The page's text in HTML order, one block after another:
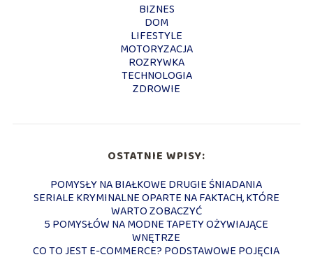
BIZNES
DOM
LIFESTYLE
MOTORYZACJA
ROZRYWKA
TECHNOLOGIA
ZDROWIE
OSTATNIE WPISY:
POMYSŁY NA BIAŁKOWE DRUGIE ŚNIADANIA
SERIALE KRYMINALNE OPARTE NA FAKTACH, KTÓRE
WARTO ZOBACZYĆ
5 POMYSŁÓW NA MODNE TAPETY OŻYWIAJĄCE
WNĘTRZE
CO TO JEST E-COMMERCE? PODSTAWOWE POJĘCIA